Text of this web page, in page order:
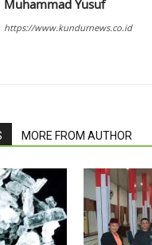
Muhammad Yusuf
https://www.kundurnews.co.id
MORE FROM AUTHOR